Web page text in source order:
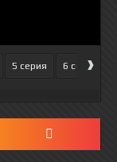
5 серия 6 серия
›